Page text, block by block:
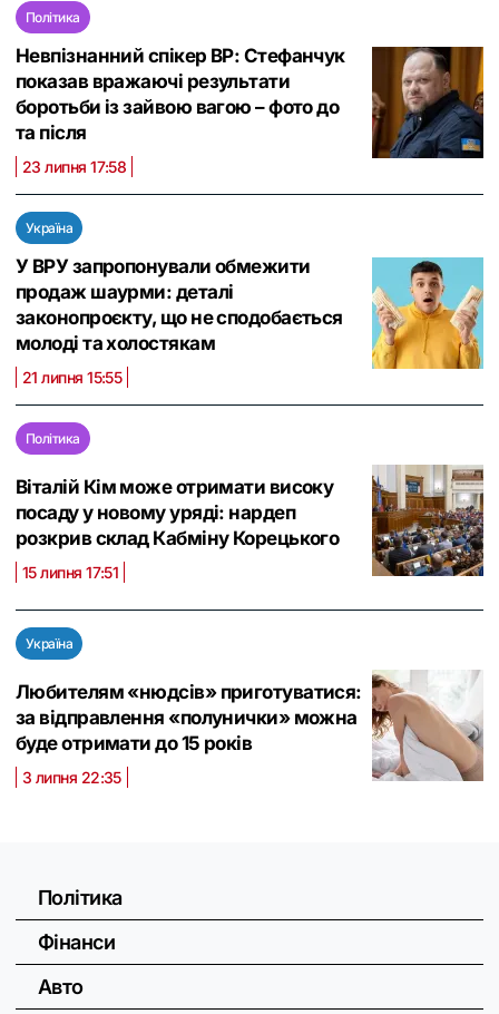
Політика
Невпізнанний спікер ВР: Стефанчук
показав вражаючі результати
боротьби із зайвою вагою – фото до
та після
23 липня 17:58
Україна
У ВРУ запропонували обмежити
продаж шаурми: деталі
законопроєкту, що не сподобається
молоді та холостякам
21 липня 15:55
Політика
Віталій Кім може отримати високу
посаду у новому уряді: нардеп
розкрив склад Кабміну Корецького
15 липня 17:51
Україна
Любителям «нюдсів» приготуватися:
за відправлення «полунички» можна
буде отримати до 15 років
3 липня 22:35
Політика
Фінанси
Авто